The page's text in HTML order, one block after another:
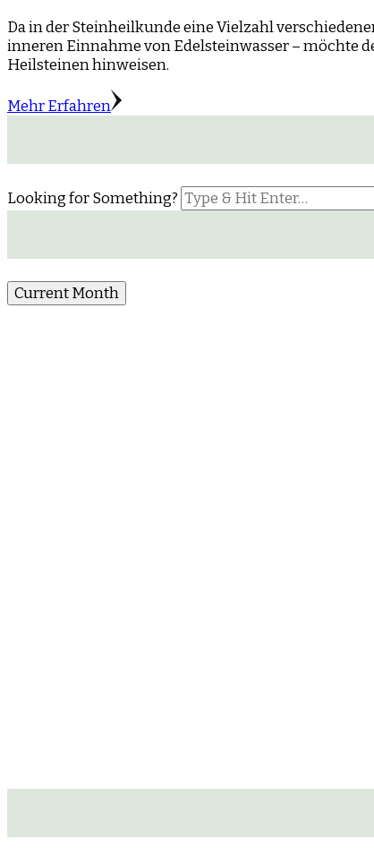
Da in der Steinheilkunde eine Vielzahl
inneren Einnahme von Edelsteinwasser – möchte
Heilsteinen hinweisen.
Mehr Erfahren
Looking for Something?
Current Month